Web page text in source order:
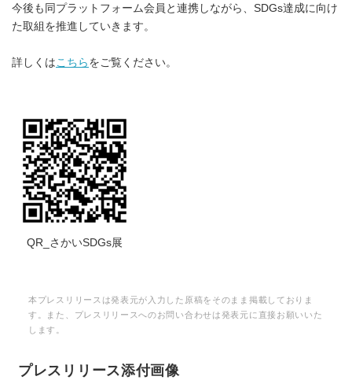
今後も同プラットフォーム会員と連携しながら、SDGs達成に向け
た取組を推進していきます。
詳しくはこちら をご覧ください。
QR_さかいSDGs展
本プレスリリースは発表元が入力した原稿をそのまま掲載しておりま
す。また、プレスリリースへのお問い合わせは発表元に直接お願いいた
します。
プレスリリース添付画像